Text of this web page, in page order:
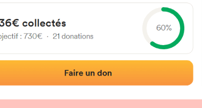
Localización|Fotos|Comentarios y reseñas